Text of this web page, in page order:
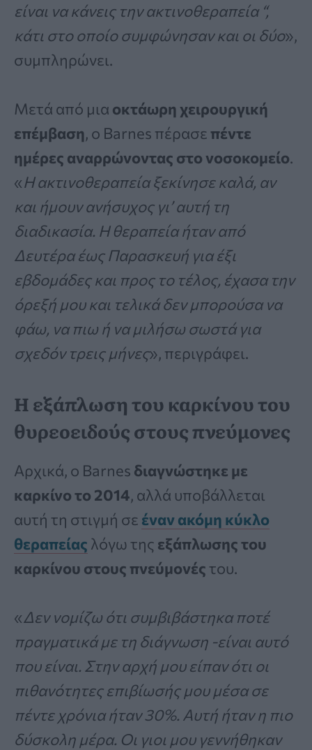
είναι να κάνεις την ακτινοθεραπεία “,
κάτι στο οποίο συμφώνησαν και οι δύο»,
συμπληρώνει.
Μετά από μια οκτάωρη χειρουργική
επέμβαση, ο Barnes πέρασε πέντε
ημέρες αναρρώνοντας στο νοσοκομείο.
«Η ακτινοθεραπεία ξεκίνησε καλά, αν
και ήμουν ανήσυχος γι’ αυτή τη
διαδικασία. Η θεραπεία ήταν από
Δευτέρα έως Παρασκευή για έξι
εβδομάδες και προς το τέλος, έχασα την
όρεξή μου και τελικά δεν μπορούσα να
φάω, να πιω ή να μιλήσω σωστά για
σχεδόν τρεις μήνες», περιγράφει.
Η εξάπλωση του καρκίνου του
θυρεοειδούς στους πνεύμονες
Αρχικά, ο Barnes διαγνώστηκε με
καρκίνο το 2014, αλλά υποβάλλεται
αυτή τη στιγμή σε έναν ακόμη κύκλο
θεραπείας λόγω της εξάπλωσης του
καρκίνου στους πνεύμονές του.
«Δεν νομίζω ότι συμβιβάστηκα ποτέ
πραγματικά με τη διάγνωση -είναι αυτό
που είναι. Στην αρχή μου είπαν ότι οι
πιθανότητες επιβίωσής μου μέσα σε
πέντε χρόνια ήταν 30%. Αυτή ήταν η πιο
δύσκολη μέρα. Οι γιοι μου γεννήθηκαν